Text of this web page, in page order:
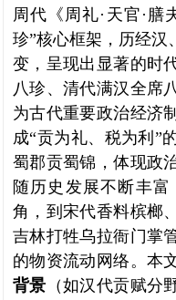
周代《周礼·天官·膳
珍”核心框架，历经汉
变，呈现出显著的时
八珍、清代满汉全席
为古代重要政治经济
成“贡为礼、税为利”
蜀郡贡蜀锦，体现政
随历史发展不断丰
角，到宋代香料槟榔
吉林打牲乌拉衙门掌
的物资流动网络。本
背景 （如汉代贡赋分